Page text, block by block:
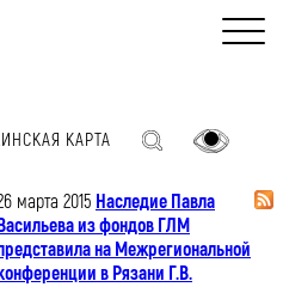
КАРТА
марта 2015 Наследие Павла
из фондов ГЛМ
на Межрегиональной
в Рязани Г.В.